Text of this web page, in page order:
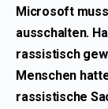
Microsoft
ausschalten.
rassistisch
Menschen
rassistische